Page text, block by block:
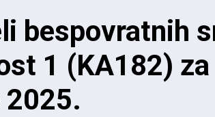
bespovratnih
1 (KA182)